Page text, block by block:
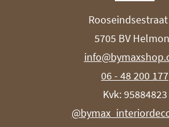
5705 BV
06 - 48 200 177
Kvk: 95884823